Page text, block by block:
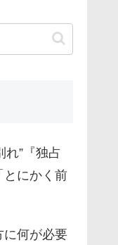
れ”『独占
とにかく前
に何が必要